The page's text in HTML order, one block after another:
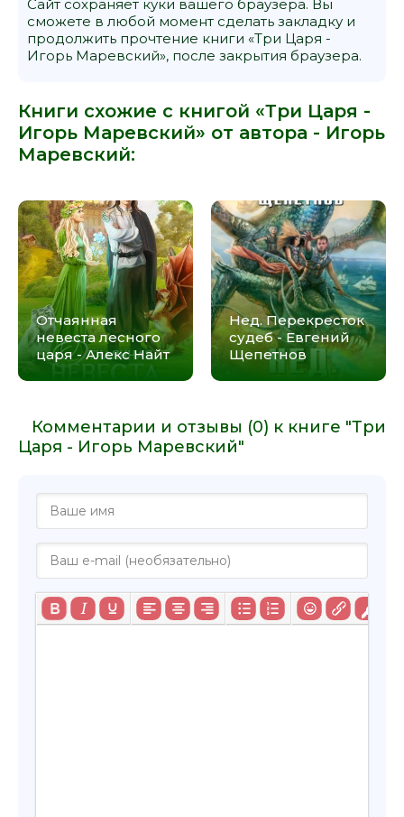
Сайт сохраняет куки вашего браузера. Вы
сможете в любой момент сделать закладку и
продолжить прочтение книги «Три Царя -
Игорь Маревский», после закрытия браузера.
Книги схожие с книгой «Три Царя -
Игорь Маревский» от автора - Игорь
Маревский:
Отчаянная
невеста лесного
царя - Алекс Найт
Нед. Перекресток
судеб - Евгений
Щепетнов
Комментарии и отзывы (0) к книге "Три
Царя - Игорь Маревский"